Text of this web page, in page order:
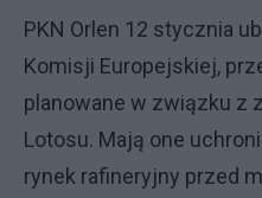
PKN Orlen 12 stycznia
Komisji Europejskiej,
planowane w związku z
Lotosu. Mają one
rynek rafineryjny przed